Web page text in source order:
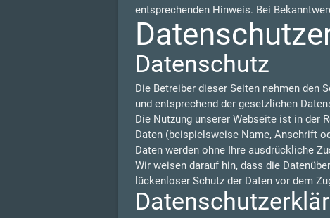
entsprechenden Hinweis. Bei
Datenschutz
Die Betreiber dieser Seiten nehmen den
und entsprechend der gesetzlichen
Die Nutzung unserer Webseite ist in der
Daten (beispielsweise Name, Anschrift
Daten werden ohne Ihre ausdrückliche
Wir weisen darauf hin, dass die
lückenloser Schutz der Daten vor dem